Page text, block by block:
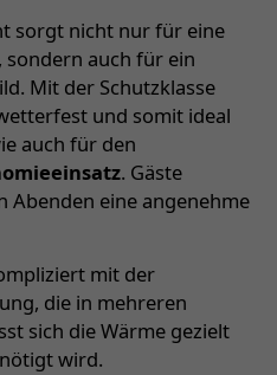
sorgt nicht nur für eine
auch für ein
Mit der Schutzklasse
und somit ideal
auch für den
. Gäste
Abenden eine angenehme
mit der
die in mehreren
sich die Wärme gezielt
wird.